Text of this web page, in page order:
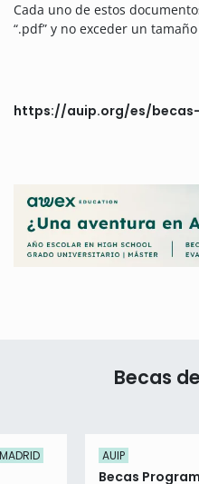
Cada uno de estos
“.pdf” y no exceder un
Becas
AUIP
Becas